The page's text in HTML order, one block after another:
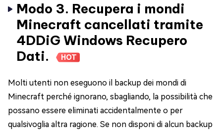
Modo 3. Recupera i mondi
Minecraft cancellati tramite
4DDiG Windows Recupero
Dati.
HOT
Molti utenti non eseguono il backup dei mondi di
Minecraft perché ignorano, sbagliando, la possibilità che
possano essere eliminati accidentalmente o per
qualsivoglia altra ragione. Se non disponi di alcun backup